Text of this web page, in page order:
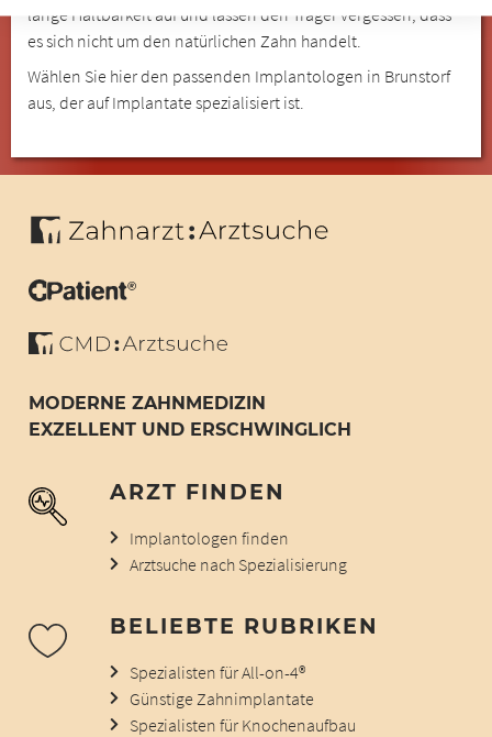
lange Haltbarkeit auf und lassen den Träger vergessen, dass
es sich nicht um den natürlichen Zahn handelt.
Wählen Sie hier den passenden Implantologen in Brunstorf
aus, der auf Implantate spezialisiert ist.
MODERNE ZAHNMEDIZIN
EXZELLENT UND ERSCHWINGLICH
ARZT FINDEN
Implantologen finden
Arztsuche nach Spezialisierung
BELIEBTE RUBRIKEN
Spezialisten für All-on-4®
Günstige Zahnimplantate
Spezialisten für Knochenaufbau